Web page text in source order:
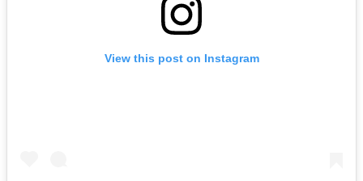
View this post on Instagram